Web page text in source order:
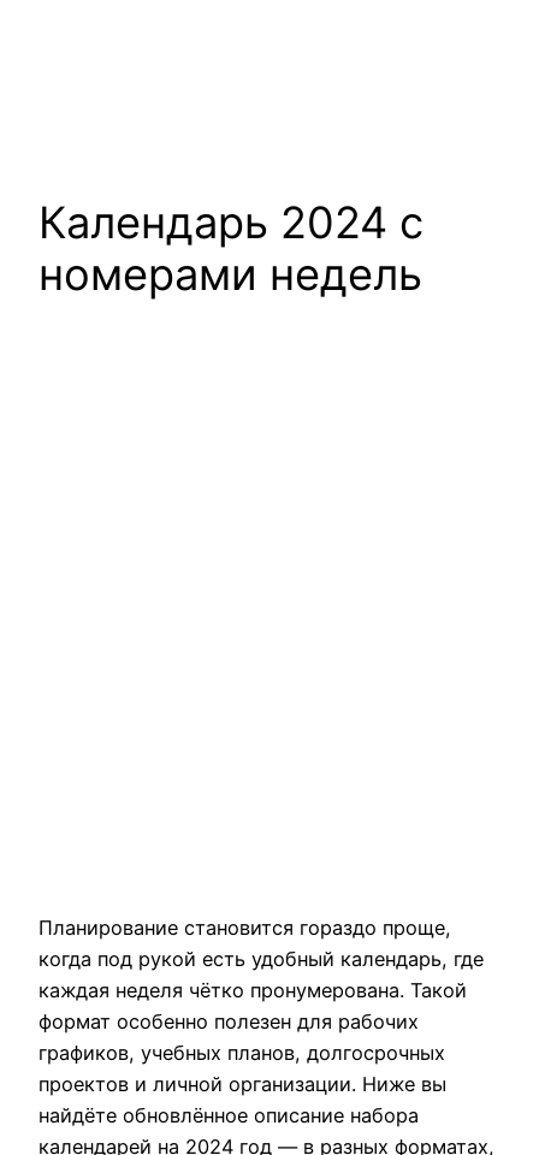
Календарь 2024 с
номерами недель
Планирование становится гораздо проще,
когда под рукой есть удобный календарь, где
каждая неделя чётко пронумерована. Такой
формат особенно полезен для рабочих
графиков, учебных планов, долгосрочных
проектов и личной организации. Ниже вы
найдёте обновлённое описание набора
календарей на 2024 год — в разных форматах,